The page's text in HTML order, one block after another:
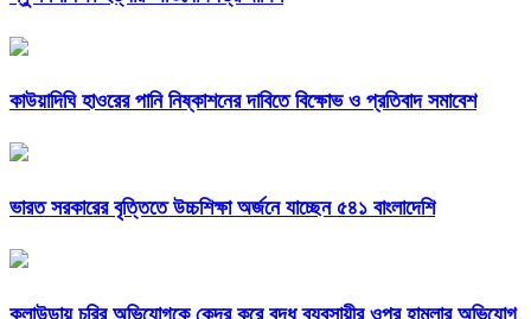
কাউয়াদিঘি হাওরের পানি নিষ্কাশনের দাবিতে বিক্ষোভ ও প্রতিবাদ সমাবেশ
ভারত সরকারের বৃত্তিতে উচ্চশিক্ষা অর্জনে যাচ্ছেন ৫৪১ বাংলাদেশি